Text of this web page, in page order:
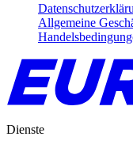
Allgemeine
Dienste